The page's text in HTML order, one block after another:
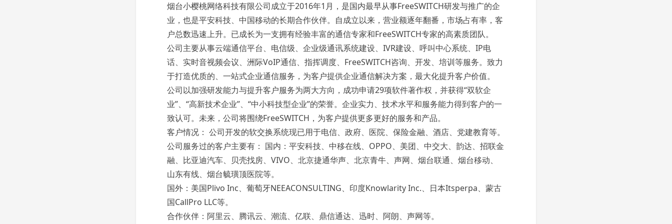
烟台小樱桃网络科技有限公司成立于2016年1月，是国内最早从事FreeSWITCH研发与推广的企
业，也是平安科技、中国移动的长期合作伙伴。自成立以来，营业额逐年翻番，市场占有率，客
户总数迅速上升。已成长为一支拥有经验丰富的通信专家和FreeSWITCH专家的高素质团队。
公司主要从事云端通信平台、电信级、企业级通讯系统建设、IVR建设、呼叫中心系统、IP电
话、实时音视频会议、洲际VoIP通信、指挥调度、FreeSWITCH咨询、开发、培训等服务。致力
于打造优质的、一站式企业通信服务，为客户提供企业通信解决方案，最大化提升客户价值。
公司以加强研发能力与提升客户服务为两大方向，成功申请29项软件著作权，并获得“双软企
业”、“高新技术企业”、“中小科技型企业”的荣誉。企业实力、技术水平和服务能力得到客户的一
致认可。未来，公司将围绕FreeSWITCH，为客户提供更多更好的服务和产品。
客户情况： 公司开发的软交换系统现已用于电信、政府、医院、保险金融、酒店、党建教育等。
公司服务过的客户主要有： 国内：平安科技、中移在线、OPPO、美团、中交大、韵达、招联金
融、比亚迪汽车、贝壳找房、VIVO、北京捷通华声、北京青牛、声网、烟台联通、烟台移动、
山东有线、烟台毓璜顶医院等。
国外：美国Plivo Inc、葡萄牙NEEACONSULTING、印度Knowlarity Inc.、日本Itsperpa、蒙古
国CallPro LLC等。
合作伙伴：阿里云、腾讯云、潮流、亿联、鼎信通达、迅时、阿朗、声网等。